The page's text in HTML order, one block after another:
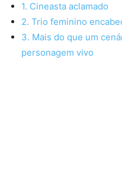
1. Cineasta aclamado
2. Trio feminino
3. Mais do que um
personagem vivo